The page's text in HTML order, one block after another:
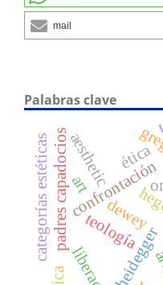
mail
Palabras clave
teología
heidegger
confrontación
padres capadocios ética
dewey
categorías estéticas art
aesthetic